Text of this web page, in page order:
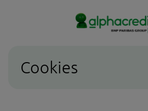
Cookies